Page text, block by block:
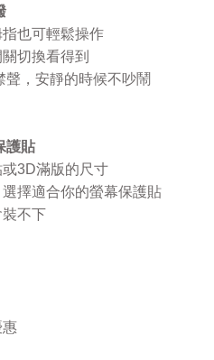
也可輕鬆操作
切換看得到
聲，安靜的時候不吵鬧
護貼
或3D滿版的尺寸
擇適合你的螢幕保護貼
不下
惠